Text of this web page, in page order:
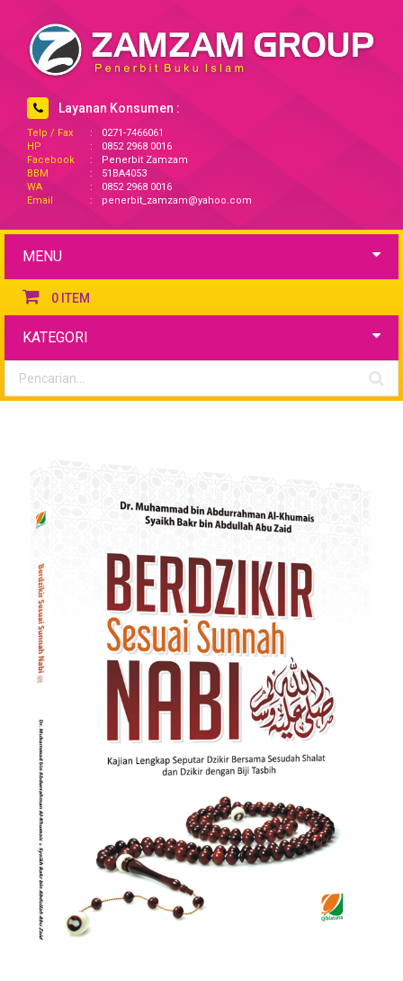
Layanan Konsumen :
Telp / Fax :
0271-7466061
HP
:
0852 2968 0016
Facebook
:
Penerbit Zamzam
BBM
:
51BA4053
WA
:
0852 2968 0016
Email
: penerbit_zamzam@yahoo.com
MENU
0 ITEM
KATEGORI